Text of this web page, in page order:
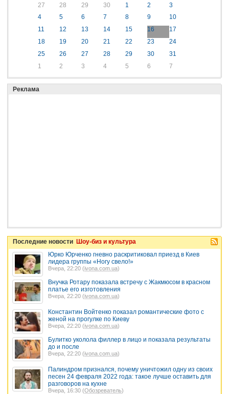
27 28 29 30 1 2
3
4
5 6 7 8 9
10
11
12 13 14 15 16
17
18
19 20 21 22 23
24
25
26 27 28 29 30
31
1
2 3 4 5 6 7
Реклама
Последние новости Шоу-биз и культура
Юрко Юрченко гневно раскритиковал приезд в Киев
лидера группы «Ногу свело!»
Вчера, 22:20 (ivona.com.ua)
Внучка Ротару показала встречу с Жакмюсом в красном
платье его изготовления
Вчера, 22:20 (ivona.com.ua)
Константин Войтенко показал романтические фото с
женой на прогулке по Киеву
Вчера, 22:20 (ivona.com.ua)
Булитко уколола филлер в лицо и показала результаты
до и после
Вчера, 22:20 (ivona.com.ua)
Палиндром признался, почему уничтожил одну из своих
песен 24 февраля 2022 года: такое лучше оставить для
разговоров на кухне
Вчера, 16:30 (Обозреватель)